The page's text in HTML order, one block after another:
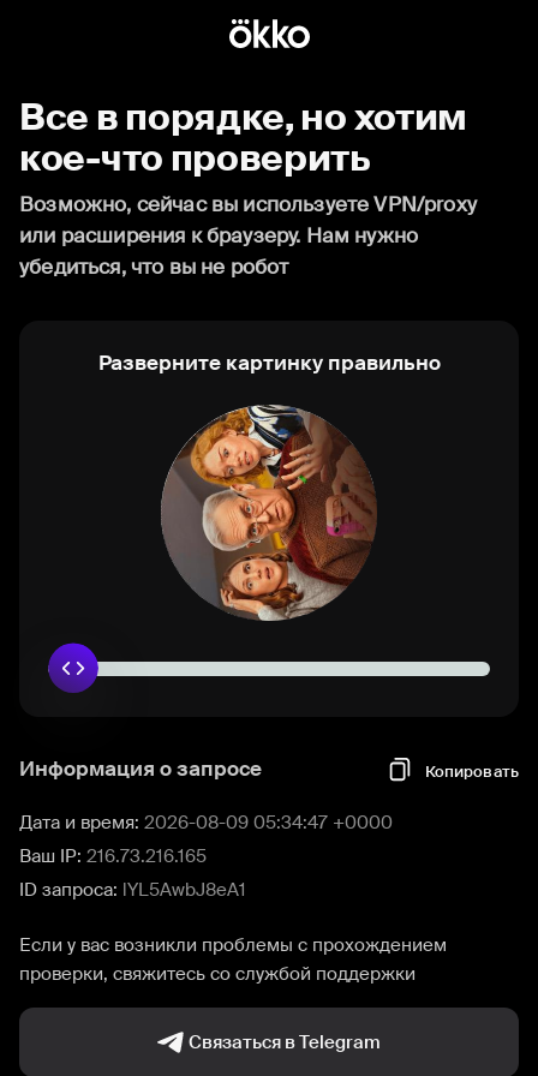
Все в порядке, но хотим
кое-что проверить
Возможно, сейчас вы используете VPN/proxy
или расширения к браузеру. Нам нужно
убедиться, что вы не робот
Разверните картинку правильно
Информация о запросе Копировать
Дата и время: 2026-08-09 05:34:47 +0000
Ваш IP: 216.73.216.165
ID запроса: lYL5AwbJ8eA1
Если у вас возникли проблемы с прохождением
проверки, свяжитесь со службой поддержки
Связаться в Telegram